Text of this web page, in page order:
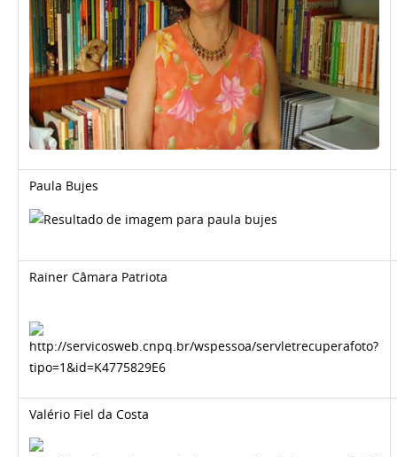
Paula Bujes
Rainer Câmara Patriota
Valério Fiel da Costa